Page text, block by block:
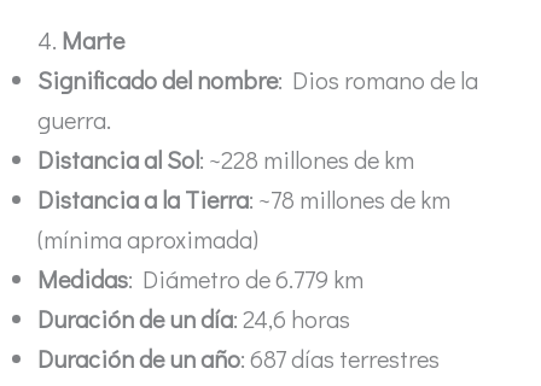
4. Marte
Significado del nombre: Dios romano de la
guerra.
Distancia al Sol: ~228 millones de km
Distancia a la Tierra: ~78 millones de km
(mínima aproximada)
Medidas: Diámetro de 6.779 km
Duración de un día: 24,6 horas
Duración de un año: 687 días terrestres